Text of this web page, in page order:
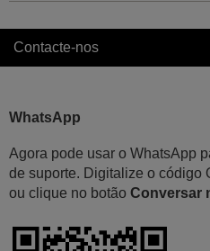
Contacte-nos
WhatsApp
Agora pode usar o WhatsApp
de suporte. Digitalize o código
ou clique no botão Conversar